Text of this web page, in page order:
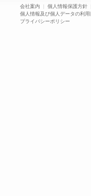
会社案内 | 個人情報保護方針
個人情報及び個人データの利用
プライバシーポリシー